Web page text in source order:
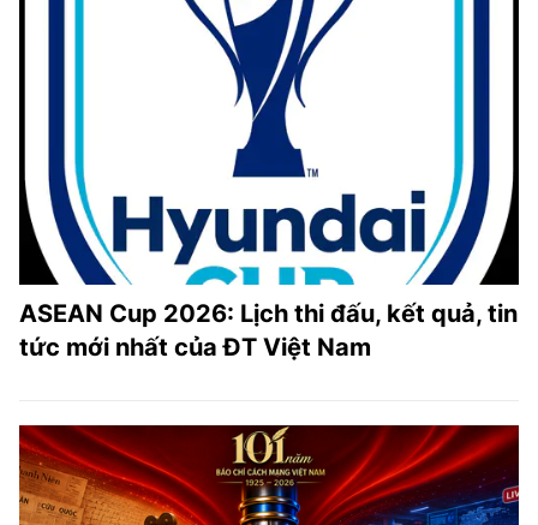
ASEAN Cup 2026: Lịch thi đấu, kết quả, tin
tức mới nhất của ĐT Việt Nam